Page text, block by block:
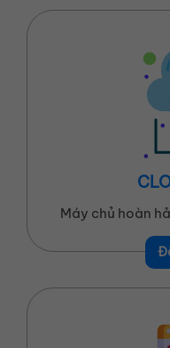
Máy chủ hoàn